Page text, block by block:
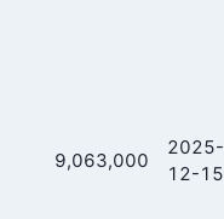
9,063,000
2025-
12-15